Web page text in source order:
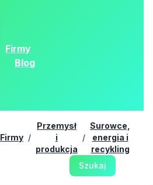
Firmy
Blog
Firmy /
Przemysł
i
produkcja
/
Surowce,
energia i
recykling
Szukaj